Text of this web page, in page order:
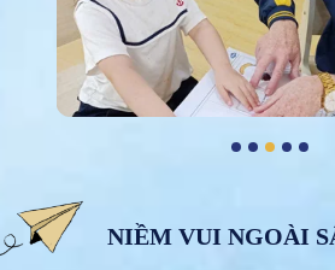
NIỀM VUI NGOÀI